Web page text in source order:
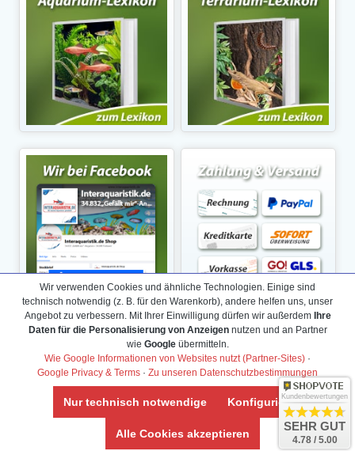
Wir verwenden Cookies und ähnliche Technologien. Einige sind
technisch notwendig (z. B. für den Warenkorb), andere helfen uns, unser
Angebot zu verbessern. Mit Ihrer Einwilligung dürfen wir außerdem Ihre
Daten für die Personalisierung von Anzeigennutzen und an Partner
wie Googleübermitteln.
Wie Google Informationen von Websites nutzt (Partner-Sites) ·
Google Privacy & Terms · Zu unseren Datenschutzbestimmungen
Nur technisch notwendige Konfigurieren
Alle Cookies akzeptieren
Kundenbewertungen
SEHR GUT
4.78 / 5.00